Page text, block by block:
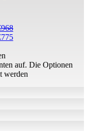
auf. Die Optionen
werden